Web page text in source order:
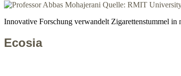
Innovative Forschung verwandelt Zigarettenstummel
Ecosia